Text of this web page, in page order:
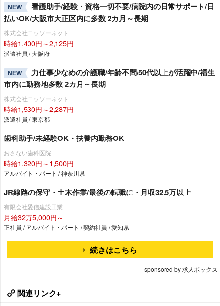
NEW
看護助手/経験・資格一切不要/病院内の日常サポート/日
払いOK/大阪市大正区内に多数 2カ月～長期
株式会社ニッソーネット
時給1,400円～2,125円
派遣社員 / 大阪府
NEW
力仕事少なめの介護職/年齢不問/50代以上が活躍中/福生
市内に勤務地多数 2カ月～長期
株式会社ニッソーネット
時給1,530円～2,287円
派遣社員 / 東京都
歯科助手/未経験OK・扶養内勤務OK
おさない歯科医院
時給1,320円～1,500円
アルバイト・パート / 神奈川県
JR線路の保守・土木作業/最後の転職に・月収32.5万以上
有限会社愛信建設工業
月給32万5,000円～
正社員 / アルバイト・パート / 契約社員 / 愛知県
続きはこちら
sponsored by 求人ボックス
関連リンク+